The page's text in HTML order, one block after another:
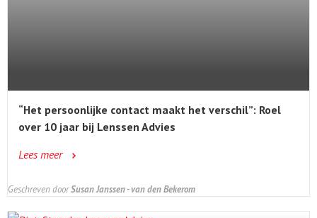
“Het persoonlijke contact maakt het verschil”: Roel
over 10 jaar bij Lenssen Advies
Lees meer
Geschreven doorSusan Janssen - van den Bekerom